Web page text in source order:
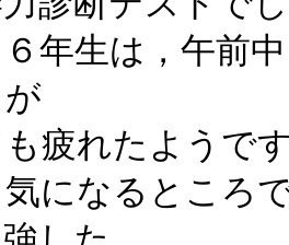
年生は，午前
疲れたようで
になるところ